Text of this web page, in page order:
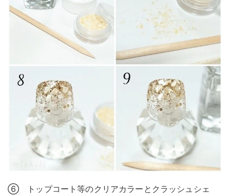
⑥ トップコート等のクリアカラーとクラッシュシェ